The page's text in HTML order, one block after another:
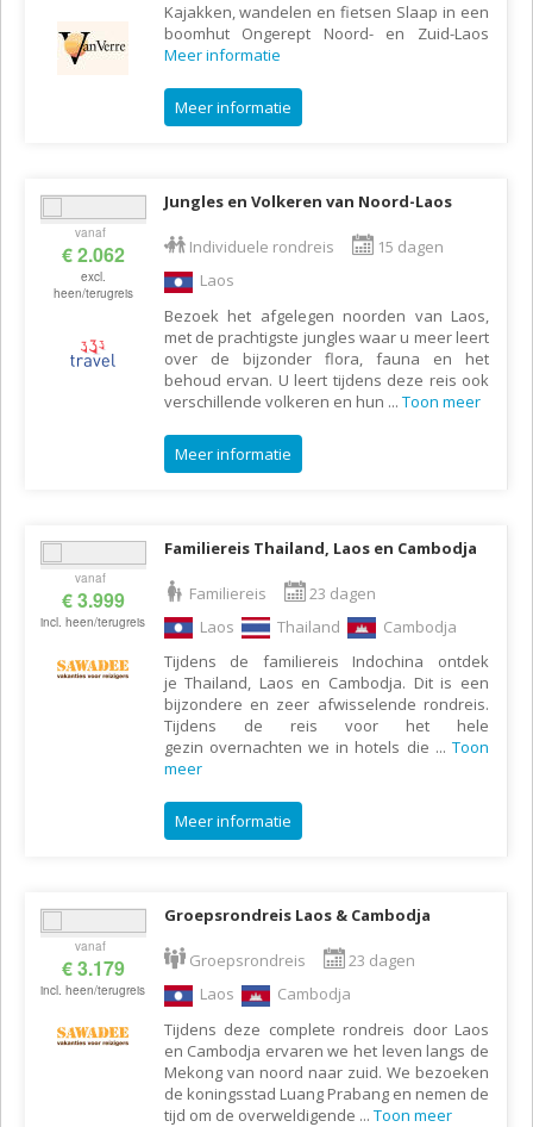
Kajakken, wandelen en fietsen Slaap in een
boomhut Ongerept Noord- en Zuid-Laos
Meer informatie
Meer informatie
vanaf
€ 2.062
excl.
heen/terugreis
Jungles en Volkeren van Noord-Laos
Individuele rondreis
15 dagen
Laos
Bezoek het afgelegen noorden van Laos,
met de prachtigste jungles waar u meer leert
over de bijzonder flora, fauna en het
behoud ervan. U leert tijdens deze reis ook
verschillende volkeren en hun ... Toon meer
Meer informatie
vanaf
€ 3.999
incl. heen/terugreis
Familiereis Thailand, Laos en Cambodja
Familiereis
23 dagen
Laos
Thailand
Cambodja
Tijdens de familiereis Indochina ontdek
je Thailand, Laos en Cambodja. Dit is een
bijzondere en zeer afwisselende rondreis.
Tijdens de reis voor het hele
gezin overnachten we in hotels die ... Toon
meer
Meer informatie
vanaf
€ 3.179
incl. heen/terugreis
Groepsrondreis Laos & Cambodja
Groepsrondreis
23 dagen
Laos
Cambodja
Tijdens deze complete rondreis door Laos
en Cambodja ervaren we het leven langs de
Mekong van noord naar zuid. We bezoeken
de koningsstad Luang Prabang en nemen de
tijd om de overweldigende ... Toon meer